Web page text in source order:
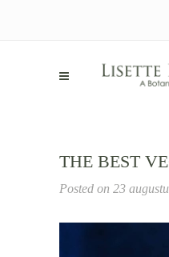
THE BEST
Posted on 23